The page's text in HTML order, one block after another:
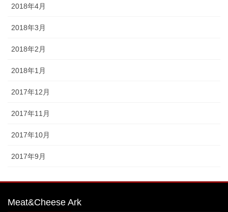
2018年4月
2018年3月
2018年2月
2018年1月
2017年12月
2017年11月
2017年10月
2017年9月
Meat&Cheese Ark